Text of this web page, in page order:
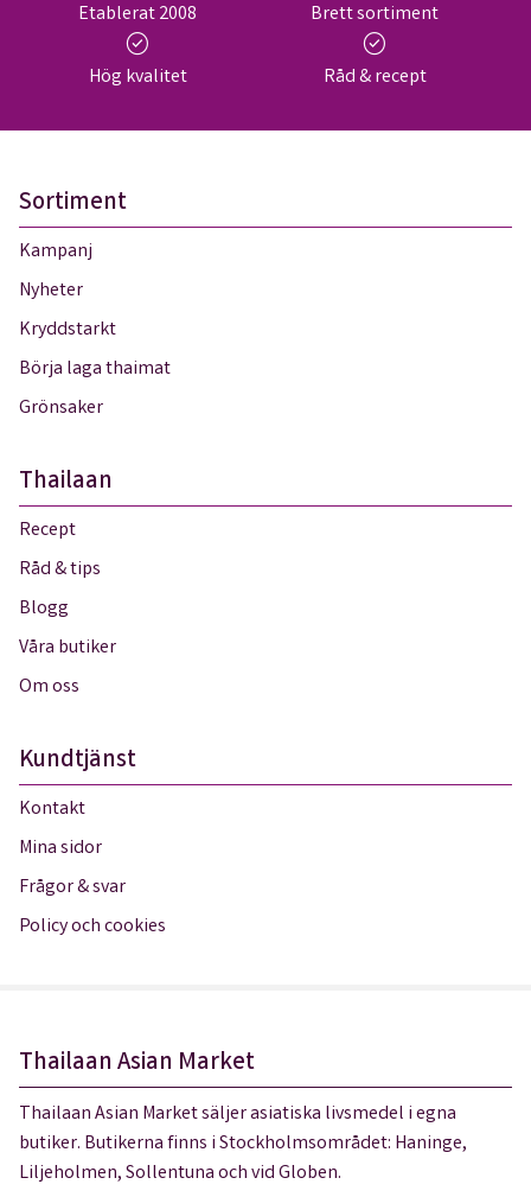
Etablerat 2008 Brett sortiment
check_circle
Hög kvalitet
check_circle
Råd & recept
Sortiment
Kampanj
Nyheter
Kryddstarkt
Börja laga thaimat
Grönsaker
Thailaan
Recept
Råd & tips
Blogg
Våra butiker
Om oss
Kundtjänst
Kontakt
Mina sidor
Frågor & svar
Policy och cookies
Thailaan Asian Market
Thailaan Asian Market säljer asiatiska livsmedel i egna
butiker. Butikerna finns i Stockholmsområdet: Haninge,
Liljeholmen, Sollentuna och vid Globen.